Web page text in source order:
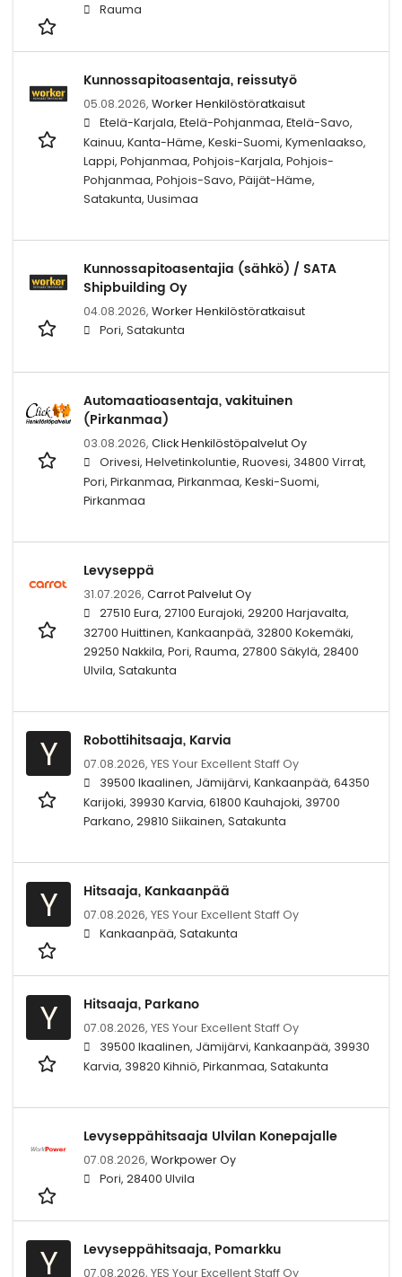
Rauma
Kunnossapitoasentaja, reissutyö
05.08.2026, Worker Henkilöstöratkaisut
Etelä-Karjala, Etelä-Pohjanmaa, Etelä-Savo,
Kainuu, Kanta-Häme, Keski-Suomi, Kymenlaakso,
Lappi, Pohjanmaa, Pohjois-Karjala, Pohjois-
Pohjanmaa, Pohjois-Savo, Päijät-Häme,
Satakunta, Uusimaa
Kunnossapitoasentajia (sähkö) / SATA
Shipbuilding Oy
04.08.2026, Worker Henkilöstöratkaisut
Pori, Satakunta
Automaatioasentaja, vakituinen
(Pirkanmaa)
03.08.2026, Click Henkilöstöpalvelut Oy
Orivesi, Helvetinkoluntie, Ruovesi, 34800 Virrat,
Pori, Pirkanmaa, Pirkanmaa, Keski-Suomi,
Pirkanmaa
Levyseppä
31.07.2026, Carrot Palvelut Oy
27510 Eura, 27100 Eurajoki, 29200 Harjavalta,
32700 Huittinen, Kankaanpää, 32800 Kokemäki,
29250 Nakkila, Pori, Rauma, 27800 Säkylä, 28400
Ulvila, Satakunta
Y Robottihitsaaja, Karvia
07.08.2026, YES Your Excellent Staff Oy
39500 Ikaalinen, Jämijärvi, Kankaanpää, 64350
Karijoki, 39930 Karvia, 61800 Kauhajoki, 39700
Parkano, 29810 Siikainen, Satakunta
Y Hitsaaja, Kankaanpää
07.08.2026, YES Your Excellent Staff Oy
Kankaanpää, Satakunta
Y Hitsaaja, Parkano
07.08.2026, YES Your Excellent Staff Oy
39500 Ikaalinen, Jämijärvi, Kankaanpää, 39930
Karvia, 39820 Kihniö, Pirkanmaa, Satakunta
Levyseppähitsaaja Ulvilan Konepajalle
07.08.2026, Workpower Oy
Pori, 28400 Ulvila
Y Levyseppähitsaaja, Pomarkku
07.08.2026, YES Your Excellent Staff Oy